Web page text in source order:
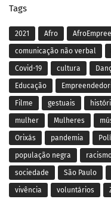
Tags
2021 Afro
comunicação não verbal
Covid-19 cultura
Educação
Filme gestuais
mulher Mulheres
Orixás pandemia
população negra
sociedade São Paulo
vivência voluntários